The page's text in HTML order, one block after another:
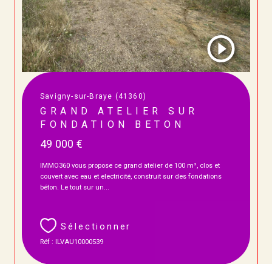
Savigny-sur-Braye (41360)
GRAND ATELIER SUR
FONDATION BETON
49 000 €
IMMO360 vous propose ce grand atelier de 100 m², clos et
couvert avec eau et electricité, construit sur des fondations
béton. Le tout sur un...
Sélectionner
Réf : ILVAU10000539